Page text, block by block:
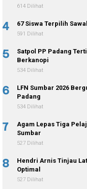
614 Dilihat
4 67 Siswa Terpilih
591 Dilihat
5
Satpol PP Padang
Berkanopi
534 Dilihat
6
LFN Sumbar 2026
Padang
534 Dilihat
7
Agam Lepas Tiga
Sumbar
527 Dilihat
8
Hendri Arnis Tinjau
Optimal
527 Dilihat